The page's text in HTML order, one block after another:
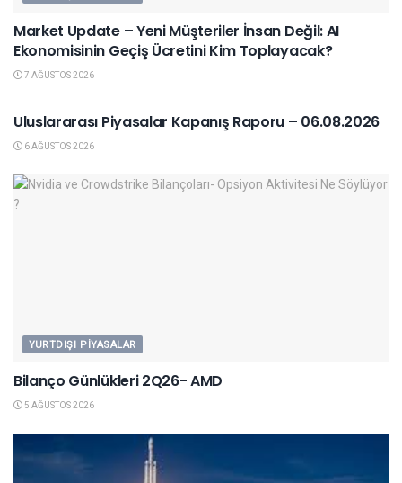
Market Update – Yeni Müşteriler İnsan Değil: AI
Ekonomisinin Geçiş Ücretini Kim Toplayacak?
7 AĞUSTOS 2026
Uluslararası Piyasalar Kapanış Raporu – 06.08.2026
6 AĞUSTOS 2026
YURTDIŞI PIYASALAR
Bilanço Günlükleri 2Q26- AMD
5 AĞUSTOS 2026